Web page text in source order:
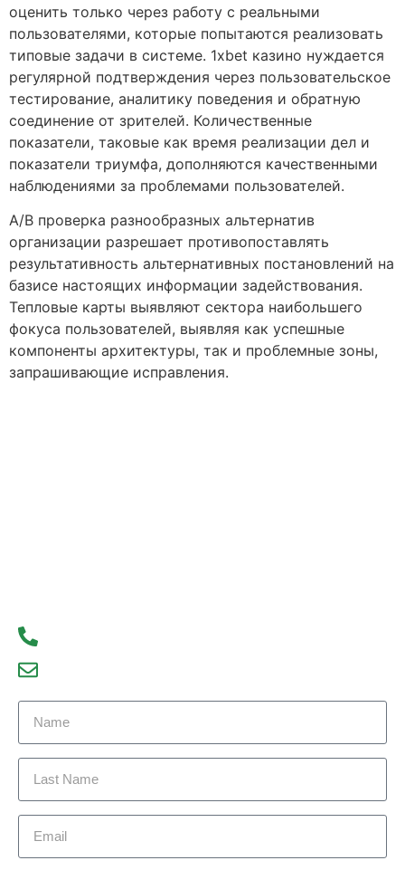
оценить только через работу с реальными
пользователями, которые попытаются реализовать
типовые задачи в системе. 1xbet казино нуждается
регулярной подтверждения через пользовательское
тестирование, аналитику поведения и обратную
соединение от зрителей. Количественные
показатели, таковые как время реализации дел и
показатели триумфа, дополняются качественными
наблюдениями за проблемами пользователей.
A/B проверка разнообразных альтернатив
организации разрешает противопоставлять
результативность альтернативных постановлений на
базисе настоящих информации задействования.
Тепловые карты выявляют сектора наибольшего
фокуса пользователей, выявляя как успешные
компоненты архитектуры, так и проблемные зоны,
запрашивающие исправления.